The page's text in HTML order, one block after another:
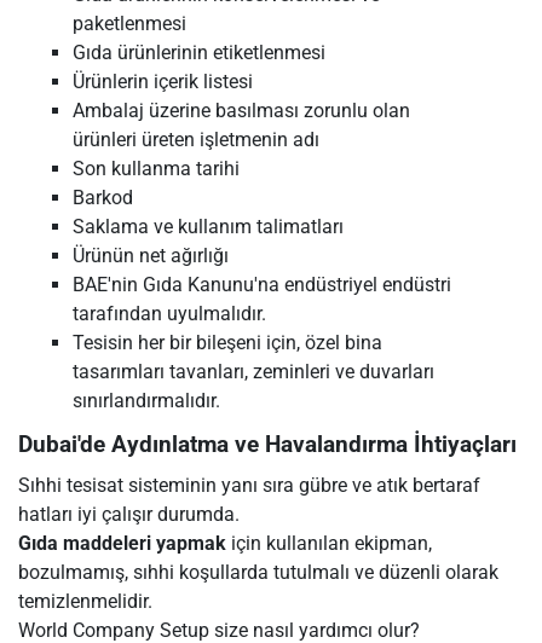
paketlenmesi
Gıda ürünlerinin etiketlenmesi
Ürünlerin içerik listesi
Ambalaj üzerine basılması zorunlu olan
ürünleri üreten işletmenin adı
Son kullanma tarihi
Barkod
Saklama ve kullanım talimatları
Ürünün net ağırlığı
BAE'nin Gıda Kanunu'na endüstriyel endüstri
tarafından uyulmalıdır.
Tesisin her bir bileşeni için, özel bina
tasarımları tavanları, zeminleri ve duvarları
sınırlandırmalıdır.
Dubai'de Aydınlatma ve Havalandırma İhtiyaçları
Sıhhi tesisat sisteminin yanı sıra gübre ve atık bertaraf
hatları iyi çalışır durumda.
Gıda maddeleri yapmak için kullanılan ekipman,
bozulmamış, sıhhi koşullarda tutulmalı ve düzenli olarak
temizlenmelidir.
World Company Setup size nasıl yardımcı olur?